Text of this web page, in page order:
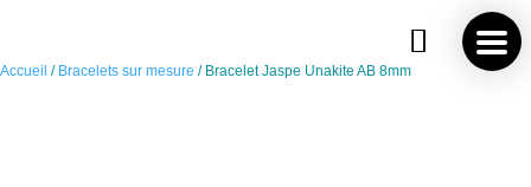
Accueil / Bracelets sur mesure / Bracelet Jaspe Unakite AB 8mm